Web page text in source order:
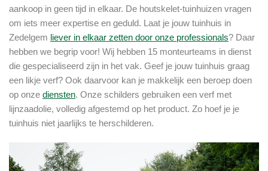
aankoop in geen tijd in elkaar. De houtskelet-tuinhuizen vragen
om iets meer expertise en geduld. Laat je jouw tuinhuis in
Zedelgem liever in elkaar zetten door onze professionals? Daar
hebben we begrip voor! Wij hebben 15 monteurteams in dienst
die gespecialiseerd zijn in het vak. Geef je jouw tuinhuis graag
een likje verf? Ook daarvoor kan je makkelijk een beroep doen
op onze diensten. Onze schilders gebruiken een verf met
lijnzaadolie, volledig afgestemd op het product. Zo hoef je je
tuinhuis niet jaarlijks te herschilderen.